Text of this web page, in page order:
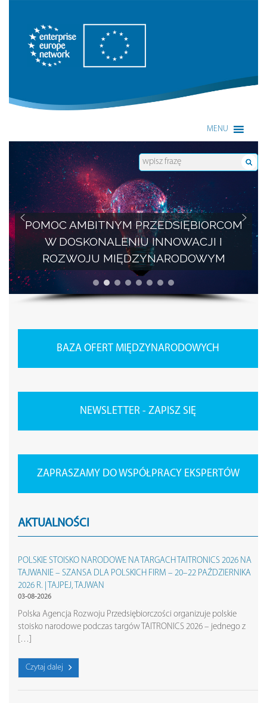
Enterprise Europe Network
MENU
POMOC AMBITNYM PRZEDSIĘBIORCOM
W DOSKONALENIU INNOWACJI I
ROZWOJU MIĘDZYNARODOWYM
BAZA OFERT MIĘDZYNARODOWYCH
NEWSLETTER - ZAPISZ SIĘ
ZAPRASZAMY DO WSPÓŁPRACY EKSPERTÓW
AKTUALNOŚCI
POLSKIE STOISKO NARODOWE NA TARGACH TAITRONICS 2026 NA
TAJWANIE – SZANSA DLA POLSKICH FIRM – 20–22 PAŹDZIERNIKA
2026 R. | TAJPEJ, TAJWAN
03-08-2026
Polska Agencja Rozwoju Przedsiębiorczości organizuje polskie
stoisko narodowe podczas targów TAITRONICS 2026 – jednego z
[…]
Czytaj dalej